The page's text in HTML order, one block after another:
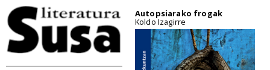
Autopsiarako frogak
Koldo Izagirre